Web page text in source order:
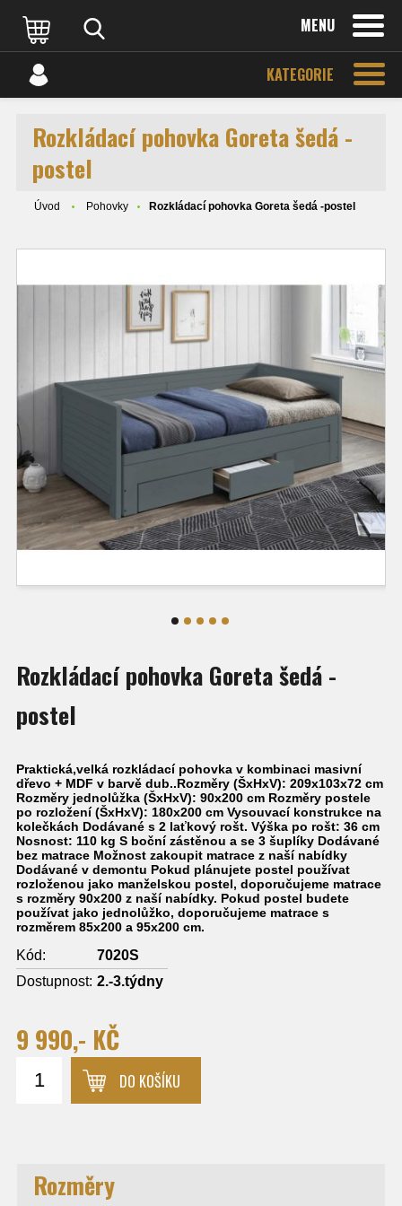
MENU
KATEGORIE
Rozkládací pohovka Goreta šedá -
postel
Úvod Pohovky Rozkládací pohovka Goreta šedá -postel
Rozkládací pohovka Goreta šedá -
postel
Praktická,velká rozkládací pohovka v kombinaci masivní
dřevo + MDF v barvě dub..Rozměry (ŠxHxV): 209x103x72 cm
Rozměry jednolůžka (ŠxHxV): 90x200 cm Rozměry postele
po rozložení (ŠxHxV): 180x200 cm Vysouvací konstrukce na
kolečkách Dodávané s 2 laťkový rošt. Výška po rošt: 36 cm
Nosnost: 110 kg S boční zástěnou a se 3 šuplíky Dodávané
bez matrace Možnost zakoupit matrace z naší nabídky
Dodávané v demontu Pokud plánujete postel používat
rozloženou jako manželskou postel, doporučujeme matrace
s rozměry 90x200 z naší nabídky. Pokud postel budete
používat jako jednolůžko, doporučujeme matrace s
rozměrem 85x200 a 95x200 cm.
Kód:
7020S
Dostupnost: 2.-3.týdny
9 990,- KČ
DO KOŠÍKU
Rozměry